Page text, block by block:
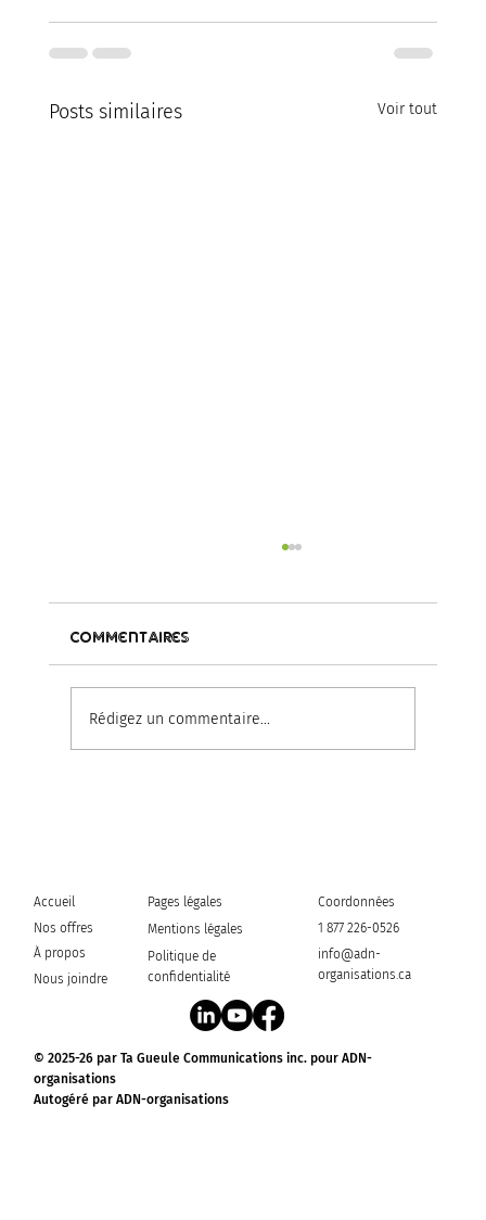
Posts similaires Voir tout
Commentaires
Rédigez un commentaire...
© 2025-26 par Ta Gueule Communications inc. pour ADN-
organisations
Autogéré par ADN-organisations
Accueil
Nos offres
À propos
Nous joindre
Pages légales
Mentions légales
Politique de
confidentialité
Coordonnées
1 877 226-0526
info@adn-
organisations.ca